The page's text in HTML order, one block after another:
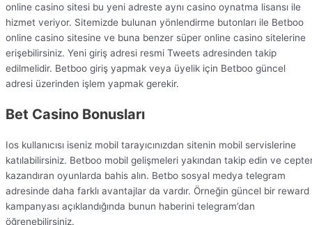
online casino sitesi bu yeni adreste aynı casino oynatma lisansı ile
hizmet veriyor. Sitemizde bulunan yönlendirme butonları ile Betboo
online casino sitesine ve buna benzer süper online casino sitelerine
erişebilirsiniz. Yeni giriş adresi resmi Tweets adresinden takip
edilmelidir. Betboo giriş yapmak veya üyelik için Betboo güncel
adresi üzerinden işlem yapmak gerekir.
Bet Casino Bonusları
Ios kullanıcısı iseniz mobil tarayıcınızdan sitenin mobil servislerine
katılabilirsiniz. Betboo mobil gelişmeleri yakından takip edin ve
kazandıran oyunlarda bahis alın. Betbo sosyal medya telegram
adresinde daha farklı avantajlar da vardır. Örneğin güncel bir reward
kampanyası açıklandığında bunun haberini telegram’dan
öğrenebilirsiniz.